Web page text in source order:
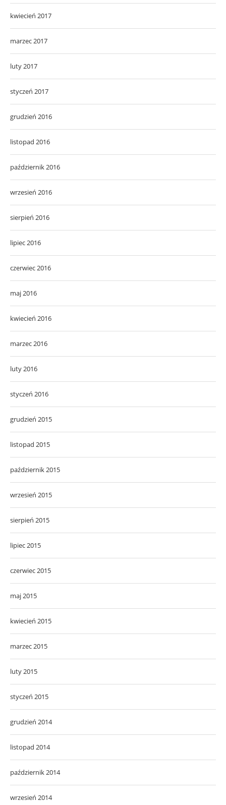
kwiecień 2017
marzec 2017
luty 2017
styczeń 2017
grudzień 2016
listopad 2016
październik 2016
wrzesień 2016
sierpień 2016
lipiec 2016
czerwiec 2016
maj 2016
kwiecień 2016
marzec 2016
luty 2016
styczeń 2016
grudzień 2015
listopad 2015
październik 2015
wrzesień 2015
sierpień 2015
lipiec 2015
czerwiec 2015
maj 2015
kwiecień 2015
marzec 2015
luty 2015
styczeń 2015
grudzień 2014
listopad 2014
październik 2014
wrzesień 2014